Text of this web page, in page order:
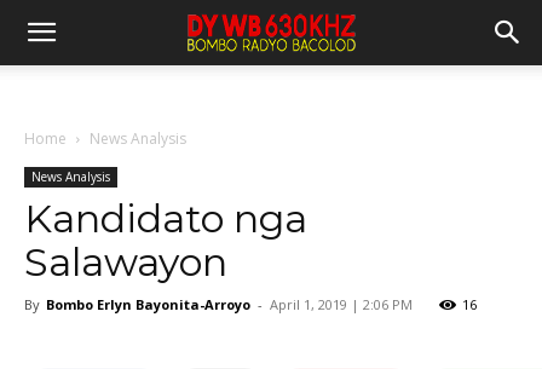
Home News Analysis
News Analysis
Kandidato nga
Salawayon
By Bombo Erlyn Bayonita-Arroyo - April 1, 2019 | 2:06 PM 16